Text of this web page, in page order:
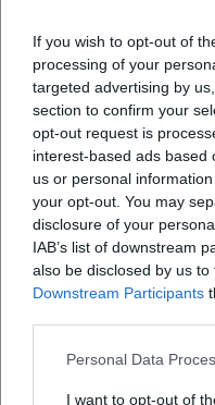
If you wish to opt-out of
processing of your
targeted advertising by
section to confirm your
opt-out request is
interest-based ads based
us or personal
your opt-out. You may
disclosure of your
IAB’s list of downstream
also be disclosed by us
Downstream Participants
Personal Data
I want to opt-out of
Was kann ich beim
Wie viel kostet der
Ist der
Was ist bei